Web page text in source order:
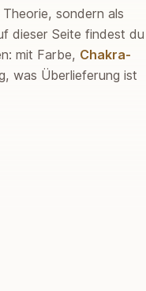
sondern als
dieser Seite findest du
mit Farbe, Chakra-
was Überlieferung ist